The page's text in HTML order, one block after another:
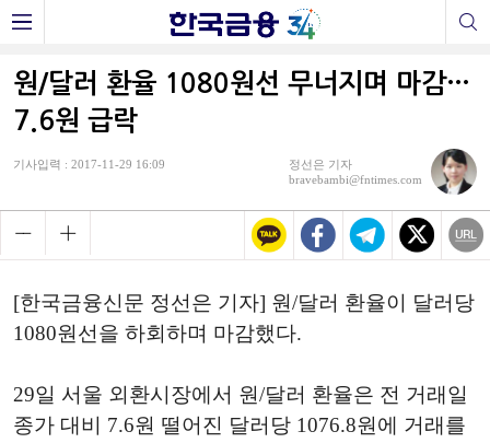
원/달러 환율 1080원선 무너지며 마감…
7.6원 급락
기사입력 : 2017-11-29 16:09
정선은 기자
bravebambi@fntimes.com
[한국금융신문 정선은 기자] 원/달러 환율이 달러당
1080원선을 하회하며 마감했다.
29일 서울 외환시장에서 원/달러 환율은 전 거래일
종가 대비 7.6원 떨어진 달러당 1076.8원에 거래를